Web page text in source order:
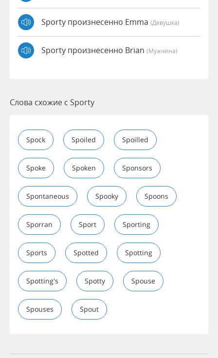
Sporty произнесенно Emma (девушка)
Sporty произнесенно Brian (мужчина)
Слова схожие с Sporty
Spock Spoiled Spoilled
Spoke Spoken Sponsors
Spontaneous Spooky Spoons
Sporran Sport Sporting
Sports Spotted Spotting
Spotting's Spotty Spouse
Spouses Spout